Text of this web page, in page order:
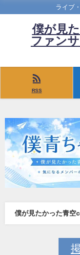
ライブ
僕が見
ファン
RSS
僕が見たかった青空